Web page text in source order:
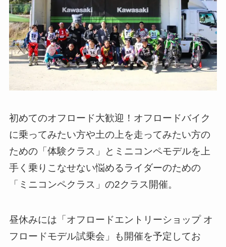
初めてのオフロード大歓迎！オフロードバイク
に乗ってみたい方や土の上を走ってみたい方の
ための「体験クラス」とミニコンペモデルを上
手く乗りこなせない悩めるライダーのための
「ミニコンペクラス」の2クラス開催。
昼休みには「オフロードエントリーショップ オ
フロードモデル試乗会」も開催を予定してお